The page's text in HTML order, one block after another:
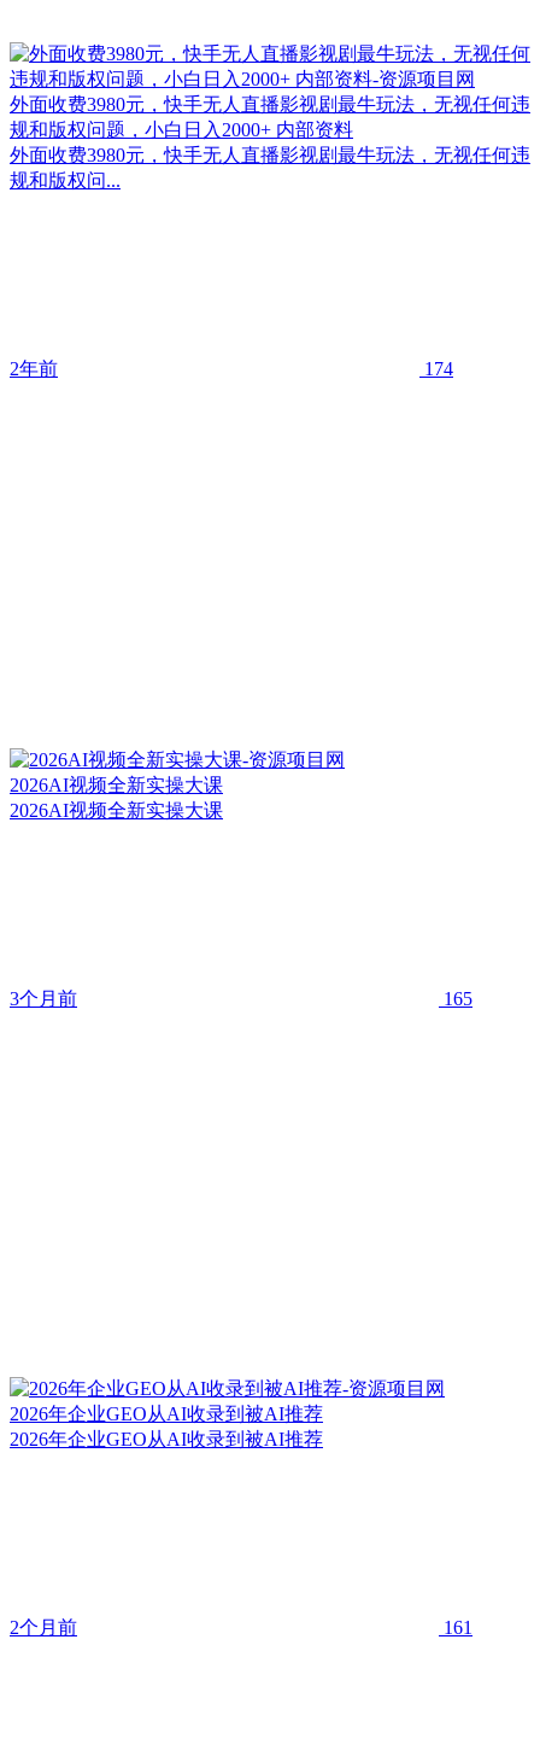
外面收费3980元，快手无人直播影视剧最牛玩法，无视任何违
规和版权问题，小白日入2000+ 内部资料
外面收费3980元，快手无人直播影视剧最牛玩法，无视任何违
规和版权问...
2年前 174
2026AI视频全新实操大课
2026AI视频全新实操大课
3个月前 165
2026年企业GEO从AI收录到被AI推荐
2026年企业GEO从AI收录到被AI推荐
2个月前 161